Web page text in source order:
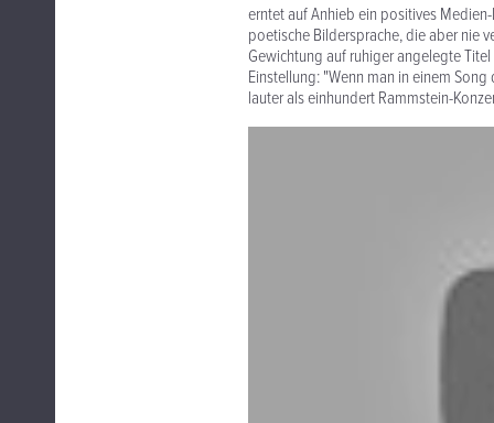
erntet auf Anhieb ein positives
poetische Bildersprache, die aber nie
Gewichtung auf ruhiger angelegte
Einstellung: "Wenn man in einem
lauter als einhundert Rammstein-